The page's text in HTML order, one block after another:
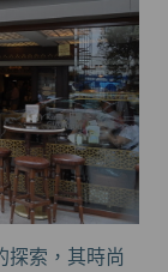
探索，其時尚